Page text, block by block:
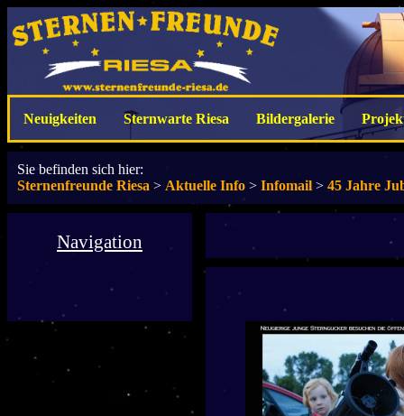
Neuigkeiten Sternwarte Riesa Bildergalerie
Sie befinden sich hier:
Sternenfreunde Riesa > Aktuelle Info > Infomail > 45 Jahre
Navigation